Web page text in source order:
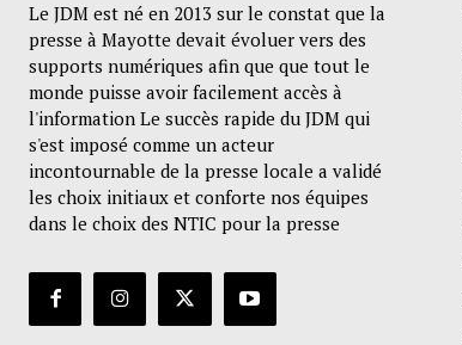
Le JDM est né en 2013 sur le constat que la
presse à Mayotte devait évoluer vers des
supports numériques afin que que tout le
monde puisse avoir facilement accès à
l'information Le succès rapide du JDM qui
s'est imposé comme un acteur
incontournable de la presse locale a validé
les choix initiaux et conforte nos équipes
dans le choix des NTIC pour la presse